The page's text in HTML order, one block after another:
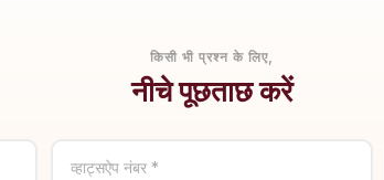
किसी भी प्रश्न के लिए,
नीचे पूछताछ करें
व्हाट्सऐप नंबर *